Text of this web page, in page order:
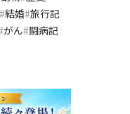
結婚 旅行記
がん 闘病記